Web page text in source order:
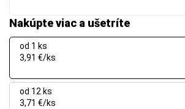
Nakúpte viac a ušetríte
od 1 ks
3,91 €/ks
od 12 ks
3,71 €/ks